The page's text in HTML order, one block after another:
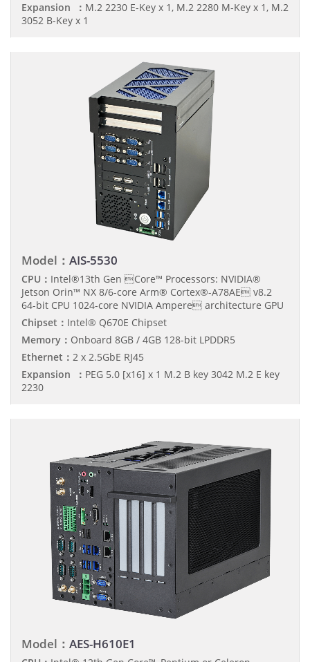
Expansion ： M.2 2230 E-Key x 1, M.2 2280 M-Key x 1, M.2
3052 B-Key x 1
Model： AIS-5530
CPU： Intel®13th Gen Core™ Processors: NVIDIA®
Jetson Orin™ NX 8/6-core Arm® Cortex®-A78AE v8.2
64-bit CPU 1024-core NVIDIA Ampere architecture GPU
Chipset： Intel® Q670E Chipset
Memory： Onboard 8GB / 4GB 128-bit LPDDR5
Ethernet： 2 x 2.5GbE RJ45
Expansion ： PEG 5.0 [x16] x 1 M.2 B key 3042 M.2 E key
2230
Model： AES-H610E1